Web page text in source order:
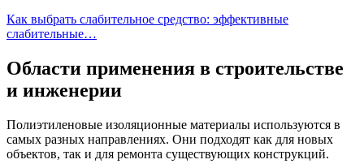
Как выбрать слабительное средство: эффективные
слабительные…
Области применения в строительстве
и инженерии
Полиэтиленовые изоляционные материалы используются в
самых разных направлениях. Они подходят как для новых
объектов, так и для ремонта существующих конструкций.